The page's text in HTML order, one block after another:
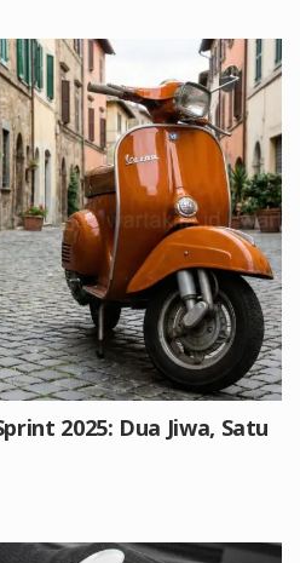
2025: Dua Jiwa, Satu